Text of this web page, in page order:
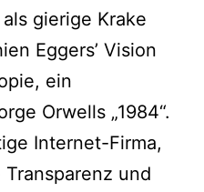
gierige Krake
Eggers’ Vision
ein
Orwells „1984“.
Internet-Firma,
und